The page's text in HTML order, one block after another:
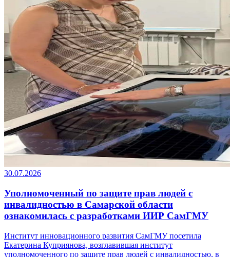
30.07.2026
Уполномоченный по защите прав людей с
инвалидностью в Самарской области
ознакомилась с разработками ИИР СамГМУ
Институт инновационного развития СамГМУ посетила
Екатерина Куприянова, возглавившая институт
уполномоченного по защите прав людей с инвалидностью, в